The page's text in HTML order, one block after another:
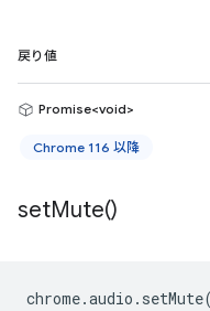
戻り値
Promise<void>
Chrome 116 以降
setMute()
chrome.audio . setMute(